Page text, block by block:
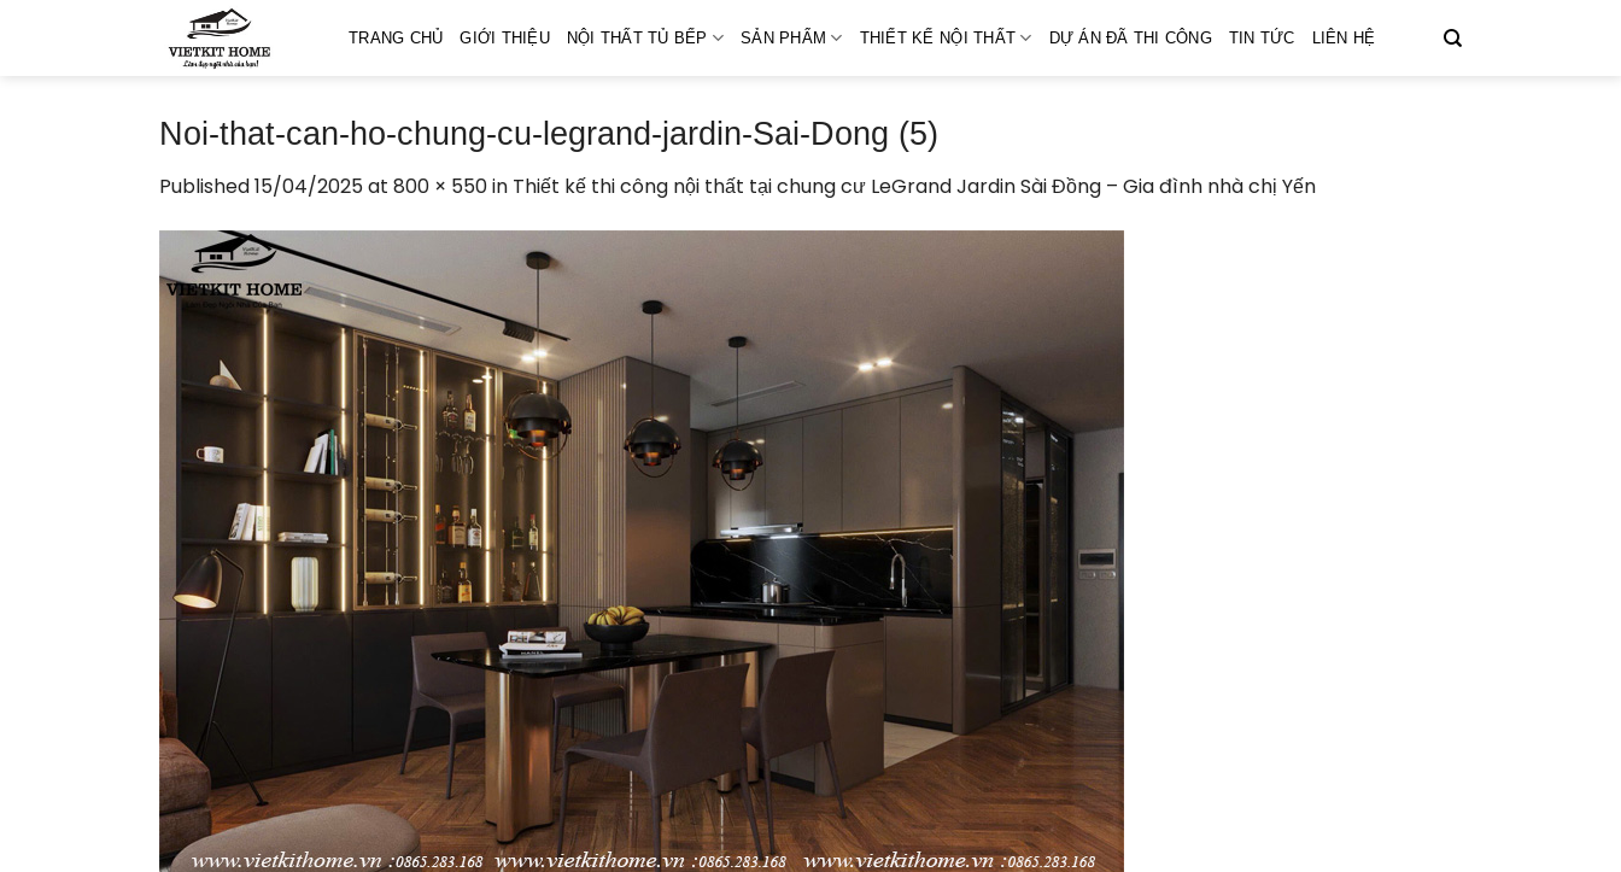
TRANG CHỦ GIỚI THIỆU NỘI THẤT TỦ BẾP SẢN PHẨM THIẾT KẾ NỘI THẤT DỰ ÁN ĐÃ THI CÔNG TIN TỨC LIÊN HỆ
Noi-that-can-ho-chung-cu-legrand-jardin-Sai-Dong (5)
Published15/04/2025at 800 × 550in Thiết kế thi công nội thất tại chung cư LeGrand Jardin Sài Đồng – Gia đình nhà chị Yến